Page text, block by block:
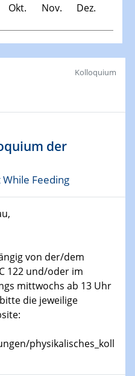
Okt. Nov. Dez.
metrology in a changing
Them?
Kolloquium
der
While Feeding
von der/dem
122 und/oder im
mittwochs ab 13 Uhr
die jeweilige
physikalisches_koll